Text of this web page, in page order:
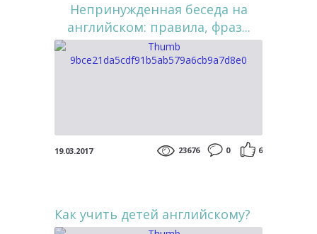
Непринужденная беседа на
английском: правила, фраз...
19.03.2017 23676 0 6
Как учить детей английскому?